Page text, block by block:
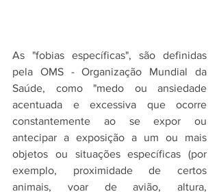
As "fobias específicas", são definidas
pela OMS - Organização Mundial da
Saúde, como "medo ou ansiedade
acentuada e excessiva que ocorre
constantemente ao se expor ou
antecipar a exposição a um ou mais
objetos ou situações específicas (por
exemplo, proximidade de certos
animais, voar de avião, altura,